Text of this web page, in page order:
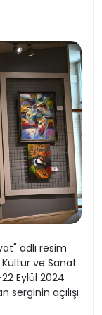
adlı resim
ve Sanat
Eylül 2024
açılışı